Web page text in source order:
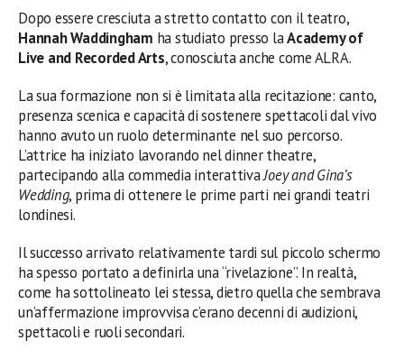
Dopo essere cresciuta a stretto contatto con il teatro,
Hannah Waddingham ha studiato presso laAcademy of
Live and Recorded Arts, conosciuta anche come ALRA.
La sua formazione non si è limitata alla recitazione: canto,
presenza scenica e capacità di sostenere spettacoli dal vivo
hanno avuto un ruolo determinante nel suo percorso.
L’attrice ha iniziato lavorando nel dinner theatre,
partecipando alla commedia interattivaJoey and Gina’s
Wedding, prima di ottenere le prime parti nei grandi teatri
londinesi.
Il successo arrivato relativamente tardi sul piccolo schermo
ha spesso portato a definirla una “rivelazione”. In realtà,
come ha sottolineato lei stessa, dietro quella che sembrava
un’affermazione improvvisa c’erano decenni di audizioni,
spettacoli e ruoli secondari.